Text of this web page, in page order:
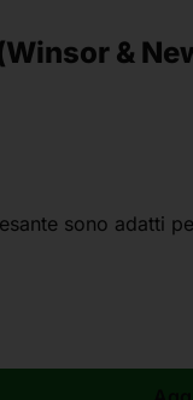
&
sono adatti